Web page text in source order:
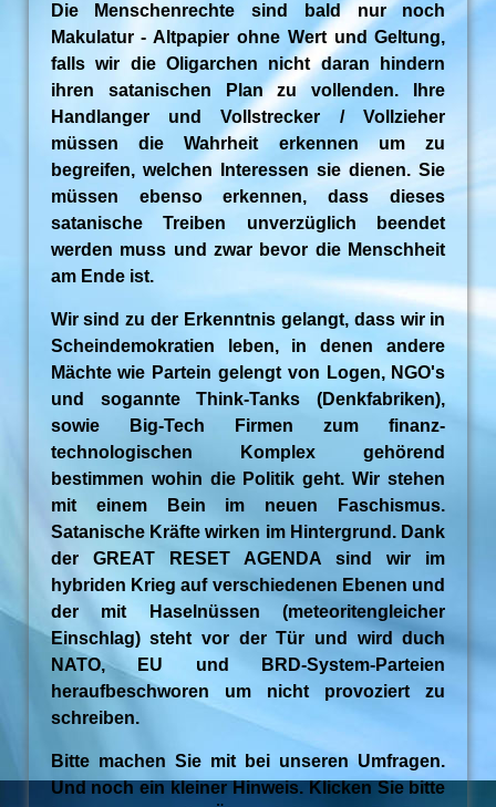
Die Menschenrechte sind bald nur noch
Makulatur - Altpapier ohne Wert und Geltung,
falls wir die Oligarchen nicht daran hindern
ihren satanischen Plan zu vollenden. Ihre
Handlanger und Vollstrecker / Vollzieher
müssen die Wahrheit erkennen um zu
begreifen, welchen Interessen sie dienen. Sie
müssen ebenso erkennen, dass dieses
satanische Treiben unverzüglich beendet
werden muss und zwar bevor die Menschheit
am Ende ist.
Wir sind zu der Erkenntnis gelangt, dass wir in
Scheindemokratien leben, in denen andere
Mächte wie Partein gelengt von Logen, NGO's
und sogannte Think-Tanks (Denkfabriken),
sowie Big-Tech Firmen zum finanz-
technologischen Komplex gehörend
bestimmen wohin die Politik geht. Wir stehen
mit einem Bein im neuen Faschismus.
Satanische Kräfte wirken im Hintergrund. Dank
der GREAT RESET AGENDA sind wir im
hybriden Krieg auf verschiedenen Ebenen und
der mit Haselnüssen (meteoritengleicher
Einschlag) steht vor der Tür und wird duch
NATO, EU und BRD-System-Parteien
heraufbeschworen um nicht provoziert zu
schreiben.
Bitte machen Sie mit bei unseren Umfragen.
Und noch ein kleiner Hinweis. Klicken Sie bitte